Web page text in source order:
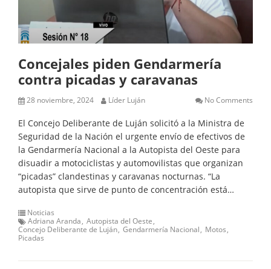
Concejales piden Gendarmería
contra picadas y caravanas
28 noviembre, 2024 Líder Luján No Comments
El Concejo Deliberante de Luján solicitó a la Ministra de
Seguridad de la Nación el urgente envío de efectivos de
la Gendarmería Nacional a la Autopista del Oeste para
disuadir a motociclistas y automovilistas que organizan
“picadas” clandestinas y caravanas nocturnas. “La
autopista que sirve de punto de concentración está…
Noticias
Adriana Aranda Autopista del Oeste
Concejo Deliberante de Luján Gendarmería Nacional
Motos
Picadas